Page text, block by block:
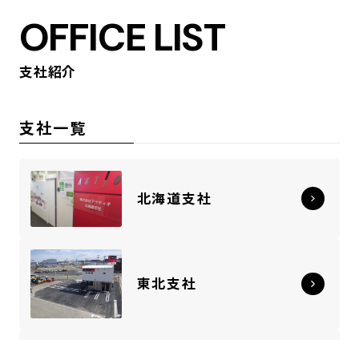
OFFICE LIST
支社紹介
支社一覧
北海道支社
東北支社